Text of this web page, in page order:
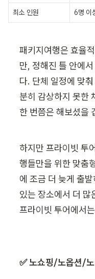
최소 인원 6명 이
패키지여행은 효율
만, 정해진 틀 안에
다. 단체 일정에 맞
분히 감상하지 못한
한 번쯤은 해보셨을
하지만 프라이빗 투
행들만을 위한 맞춤
에 조금 더 늦게 출
있는 장소에서 더
프라이빗 투어에서
✅ 노쇼핑/노옵션/